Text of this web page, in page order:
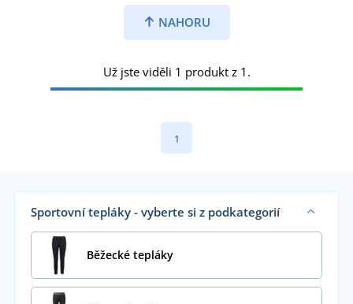
NAHORU
Už jste viděli 1 produkt z 1.
1
Sportovní tepláky - vyberte si z podkategorií
Běžecké tepláky